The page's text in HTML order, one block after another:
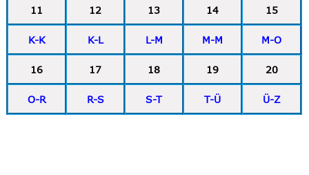
11 12 13 14 15
K-K K-L L-M M-M M-O
16 17 18 19 20
O-R R-S S-T T-Ü Ü-Z